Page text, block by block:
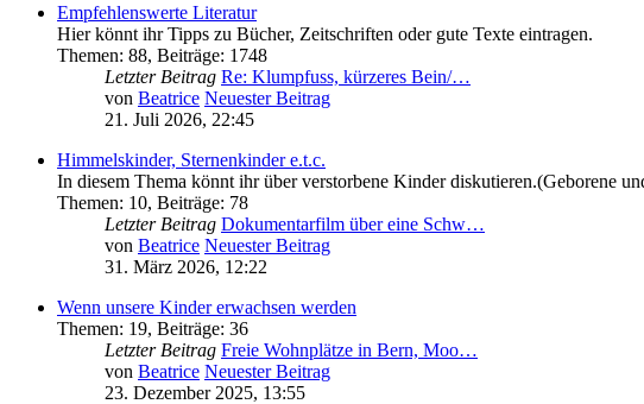
Empfehlenswerte Literatur
Hier könnt ihr Tipps zu Bücher, Zeitschriften oder gute Texte eintragen.
Themen: 88, Beiträge: 1748
Letzter Beitrag Re: Klumpfuss, kürzeres Bein/…
von Beatrice Neuester Beitrag
21. Juli 2026, 22:45
Himmelskinder, Sternenkinder e.t.c.
In diesem Thema könnt ihr über verstorbene Kinder diskutieren.(Geborene
Themen: 10, Beiträge: 78
Letzter Beitrag Dokumentarfilm über eine Schw…
von Beatrice Neuester Beitrag
31. März 2026, 12:22
Wenn unsere Kinder erwachsen werden
Themen: 19, Beiträge: 36
Letzter Beitrag Freie Wohnplätze in Bern, Moo…
von Beatrice Neuester Beitrag
23. Dezember 2025, 13:55